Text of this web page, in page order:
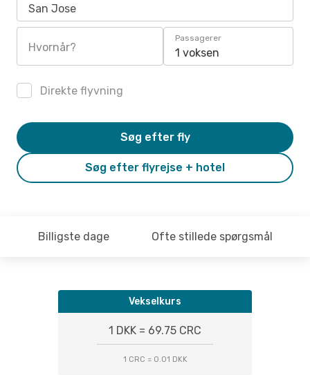
San Jose
Hvornår?
Passagerer
1 voksen
Direkte flyvning
Søg efter flyrejse + hotel
Søg efter fly
Billigste dage Ofte stillede spørgsmål
Vekselkurs
1 DKK = 69.75 CRC
1 CRC = 0.01 DKK